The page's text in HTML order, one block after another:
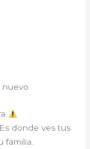
nuevo
donde ves tus
familia.